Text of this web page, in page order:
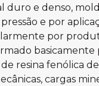
duro e denso,
e por
por
basicamente
resina fenólica
cargas